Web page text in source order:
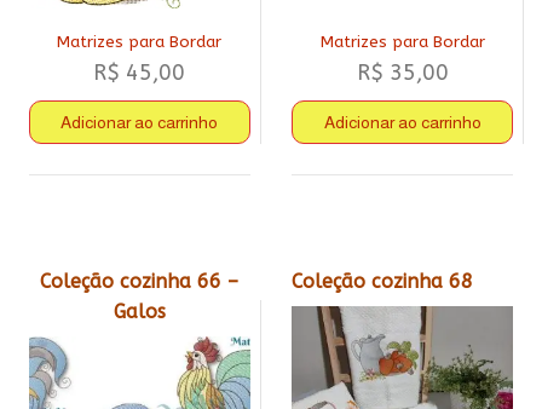
Matrizes para Bordar
R$ 45,00
Adicionar ao carrinho
Matrizes para Bordar
R$ 35,00
Adicionar ao carrinho
Coleção cozinha 66 –
Galos
Coleção cozinha 68